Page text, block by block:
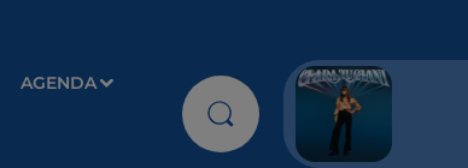
AGENDA